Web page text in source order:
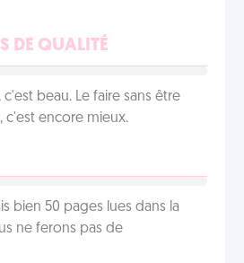
DE QUALITÉ
beau. Le faire sans être
encore mieux.
bien 50 pages lues dans la
ne ferons pas de